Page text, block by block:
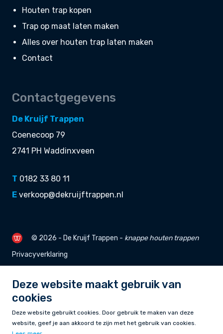
Houten trap kopen
Trap op maat laten maken
Alles over houten trap laten maken
Contact
Contactgegevens
De Kruijf Trappen
Coenecoop 79
2741 PH Waddinxveen
T 0182 33 80 11
E verkoop@dekruijftrappen.nl
© 2026 - De Kruijf Trappen - knappehouten trappen
Privacyverklaring
Deze website maakt gebruik van
cookies
Deze website gebruikt cookies. Door gebruik te maken van deze
website, geef je aan akkoord te zijn met het gebruik van cookies.